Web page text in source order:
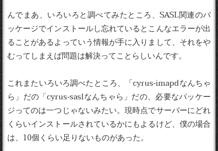
んでまあ、いろいろと調べてみたところ、SASL関連のパ
ッケージでインストールし忘れているとこんなエラーが出
ることがあるよっていう情報が手に入りまして、それをや
むってしまえば問題は解決ってことらしいんです。
これまたいろいろ調べたところ、「cyrus-imapdなんちゃ
ら」だの「cyrus-saslなんちゃら」だの、必要なパッケー
ジってのは一つじゃないみたい。現時点でサーバーにどれ
くらいインストールされているかにもよるけど、僕の場合
は、10個くらい足りないものがあった。